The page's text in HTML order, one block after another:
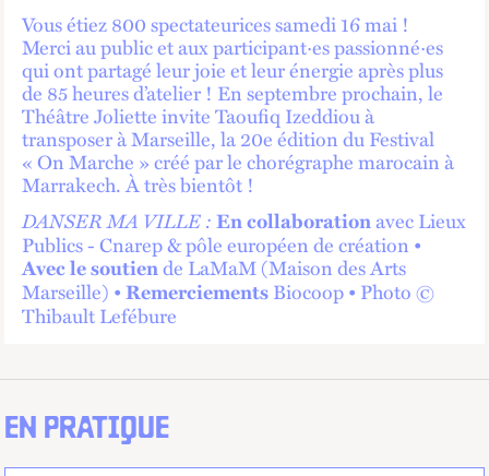
Vous étiez 800 spectateurices samedi 16 mai !
Merci au public et aux participant·es passionné·es
qui ont partagé leur joie et leur énergie après plus
de 85 heures d’atelier ! En septembre prochain, le
Théâtre Joliette invite Taoufiq Izeddiou à
transposer à Marseille, la 20e édition du Festival
« On Marche » créé par le chorégraphe marocain à
Marrakech. À très bientôt !
DANSER MA VILLE :En collaborationavec Lieux
Publics - Cnarep & pôle européen de création •
Avec le soutiende LaMaM (Maison des Arts
Marseille) •RemerciementsBiocoop • Photo ©
Thibault Lefébure
EN PRATIQUE